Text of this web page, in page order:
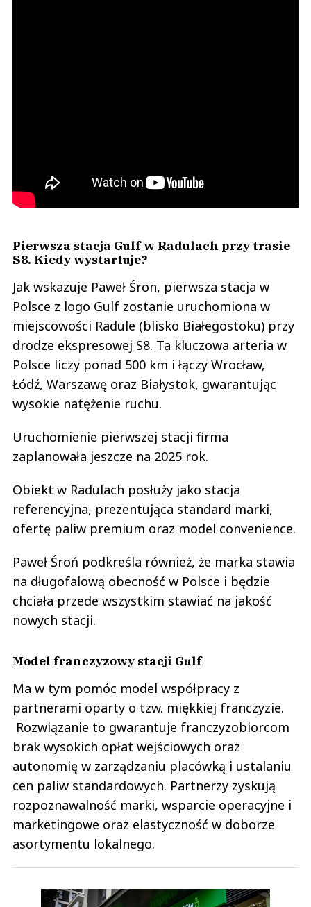
Pierwsza stacja Gulf w Radulach przy trasie
S8. Kiedy wystartuje?
Jak wskazuje Paweł Śron, pierwsza stacja w
Polsce z logo Gulf zostanie uruchomiona w
miejscowości Radule (blisko Białegostoku) przy
drodze ekspresowej S8. Ta kluczowa arteria w
Polsce liczy ponad 500 km i łączy Wrocław,
Łódź, Warszawę oraz Białystok, gwarantując
wysokie natężenie ruchu.
Uruchomienie pierwszej stacji firma
zaplanowała jeszcze na 2025 rok.
Obiekt w Radulach posłuży jako stacja
referencyjna, prezentująca standard marki,
ofertę paliw premium oraz model convenience.
Paweł Śroń podkreśla również, że marka stawia
na długofalową obecność w Polsce i będzie
chciała przede wszystkim stawiać na jakość
nowych stacji.
Model franczyzowy stacji Gulf
Ma w tym pomóc model współpracy z
partnerami oparty o tzw. miękkiej franczyzie.
Rozwiązanie to gwarantuje franczyzobiorcom
brak wysokich opłat wejściowych oraz
autonomię w zarządzaniu placówką i ustalaniu
cen paliw standardowych. Partnerzy zyskują
rozpoznawalność marki, wsparcie operacyjne i
marketingowe oraz elastyczność w doborze
asortymentu lokalnego.